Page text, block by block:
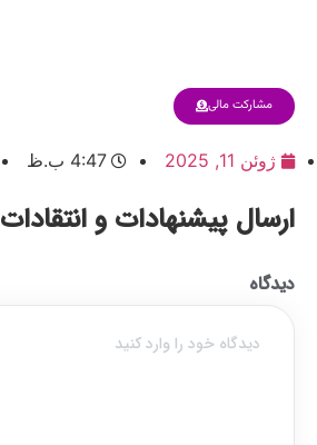
مشارکت مالی
ژوئن 11, 2025 4:47 ب.ظ
ارسال پیشنهادات و انتقادات
دیدگاه